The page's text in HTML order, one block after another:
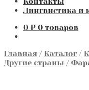
Лингвистика и
0 ₽ 0 товаров
Главная / Каталог /
Другие страны /